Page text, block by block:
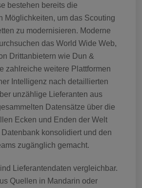
bestehen bereits die
Möglichkeiten, um das Scouting
zu modernisieren. Moderne
das World Wide Web,
Drittanbietern wie Dun &
zahlreiche weitere Plattformen
Intelligenz nach detaillierten
unzählige Lieferanten aus
Datensätze über die
Ecken und Enden der Welt
konsolidiert und den
zugänglich gemacht.
Lieferantendaten vergleichbar.
Quellen in Mandarin oder